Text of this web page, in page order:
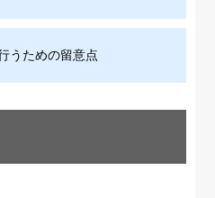
うための留意点